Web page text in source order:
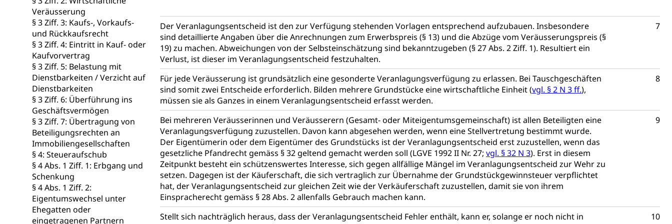
Veräusserung
§ 3 Ziff. 3: Kaufs-, Vorkaufs-
und Rückkaufsrecht
§ 3 Ziff. 4: Eintritt in Kauf- oder
Kaufvorvertrag
§ 3 Ziff. 5: Belastung mit
Dienstbarkeiten / Verzicht auf
Dienstbarkeiten
§ 3 Ziff. 6: Überführung ins
Geschäftsvermögen
§ 3 Ziff. 7: Übertragung von
Beteiligungsrechten an
Immobiliengesellschaften
§ 4: Steueraufschub
§ 4 Abs. 1 Ziff. 1: Erbgang und
Schenkung
§ 4 Abs. 1 Ziff. 2:
Eigentumswechsel unter
Ehegatten oder
eingetragenen Partnern
Der Veranlagungsentscheid ist den zur Verfügung stehenden Vorlagen entsprechend aufzubauen. Insbesondere
sind detaillierte Angaben über die Anrechnungen zum Erwerbspreis (§ 13) und die Abzüge vom Veräusserungspreis (§
19) zu machen. Abweichungen von der Selbsteinschätzung sind bekanntzugeben (§ 27 Abs. 2 Ziff. 1). Resultiert ein
Verlust, ist dieser im Veranlagungsentscheid festzuhalten.
7
Für jede Veräusserung ist grundsätzlich eine gesonderte Veranlagungsverfügung zu erlassen. Bei Tauschgeschäften
sind somit zwei Entscheide erforderlich. Bilden mehrere Grundstücke eine wirtschaftliche Einheit (vgl. § 2 N 3 ff.),
müssen sie als Ganzes in einem Veranlagungsentscheid erfasst werden.
8
Bei mehreren Veräusserinnen und Veräusserern (Gesamt- oder Miteigentumsgemeinschaft) ist allen Beteiligten eine
Veranlagungsverfügung zuzustellen. Davon kann abgesehen werden, wenn eine Stellvertretung bestimmt wurde.
Der Eigentümerin oder dem Eigentümer des Grundstücks ist der Veranlagungsentscheid erst zuzustellen, wenn das
gesetzliche Pfandrecht gemäss § 32 geltend gemacht werden soll (LGVE 1992 II Nr. 27; vgl. § 32 N 3). Erst in diesem
Zeitpunkt besteht ein schützenswertes Interesse, sich gegen allfällige Mängel im Veranlagungsentscheid zur Wehr zu
setzen. Dagegen ist der Käuferschaft, die sich vertraglich zur Übernahme der Grundstückgewinnsteuer verpflichtet
hat, der Veranlagungsentscheid zur gleichen Zeit wie der Verkäuferschaft zuzustellen, damit sie von ihrem
Einspracherecht gemäss § 28 Abs. 2 allenfalls Gebrauch machen kann.
9
Stellt sich nachträglich heraus, dass der Veranlagungsentscheid Fehler enthält, kann er, solange er noch nicht in
10
Gesundheitsmittelschule
Informatikmittelschule Wirtschaftsmittelschule FMS und Vollzeitschulen mit BM
Kantonale Sportcamps Primarschule Sekundarschule Schulpflicht Kindergarten & Basisstufe
Förderangebote
Sonderschulung
Musikschulen Schulferien Früherziehung Schuldienste Betreuungsangebote
Schulliste
Heilpädagogische Schulen
Freiwilliger Schulsport
Stipendien und Darlehen
Studienbeihilfe, Stipendien, Ausbildungsdarlehen
Stipendien Universität Luzern unilu
Finanzielle Unterstützung für Ausbildung Pflege HF oder Studium Pflege FH
Fachstelle Stipendien (beruf.lu.ch)
Studienbeiträge Höhere Berufsbildung
Finanzielle Unterstützung Pädagogische Hochschule PHLU
Stipendien Hochschule Luzern hslu
Universität
Technische Hochschule, Studium, Hochschulstudium, Universitätsstudium, universitäre Ausbildung, akademische Ausbildung,
Hochschulbildung, Hochschule, universitäre Hochschule, Bachelor, Master, Doktorat, Weiterbildung, Forschung, Entwicklung, Dienstleistungen,
Hochschule Luzern, Fachhochschule Zentralschweiz, HSLU, Pädagogische Hochschule Luzern, PH Luzern, UniLU, swissuniversities
(Dachorganisation der Schweizer Hochschulen)
swissuniversities Universität Luzern Fachstelle Hochschulbildung
Vorschule
Kindergarten, Kinderkrippe, Krippe, Kinderhort, Kindertagesstätte, Spielgruppe, Tagesmutter, Freiwilliges Kindergarten Jahr
Kinderbetreuung Freiwilliges Kindergarten Jahr Frühe Sprachförderung
Kindergarten & Basisstufe
Frühe Förderung
Gesundheit und Soziales
Konsumentenschutz